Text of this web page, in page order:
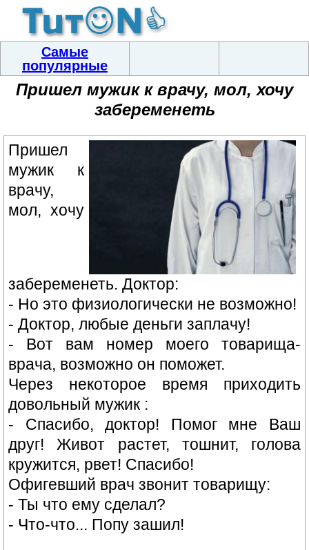
Самые
популярные
Пришел мужик к врачу, мол, хочу
забеременеть
Пришел
мужик к
врачу,
мол, хочу
забеременеть. Доктор:
- Но это физиологически не возможно!
- Доктор, любые деньги заплачу!
- Вот вам номер моего товарища-
врача, возможно он поможет.
Через некоторое время приходить
довольный мужик :
- Спасибо, доктор! Помог мне Ваш
друг! Живот растет, тошнит, голова
кружится, рвет! Спасибо!
Офигевший врач звонит товарищу:
- Ты что ему сделал?
- Что-что... Попу зашил!